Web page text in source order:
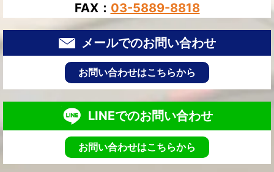
FAX： 03-5889-8818
メールでのお問い合わせ
お問い合わせはこちらから
LINEでのお問い合わせ
お問い合わせはこちらから